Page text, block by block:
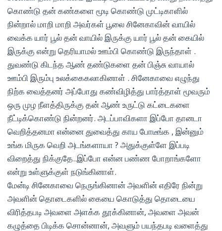
கொண்டு தன் கண்களை மூடி கொண்டு முட்டிகாளில்
நின்றால் மாறி மாறி அவர்கள் பூலை சினேகாவின் வாயில்
வைக்க யார் பூல் தன் வாயில் இருக்கு யார் பூல் தன் கையில்
இருக்கு என்று தெரியாமல் ஊம்பி கொண்டு இருந்தாள் .
துவண்டு கிடந்த ஆண் தண்டுகளை தன் பிஞ்சு வாயால்
ஊம்பி இரும்பு உலக்கைகலாகினாள் . சினேகாவை எழுந்து
நிற்க வைத்தனர் அப்போது கண்விழித்து பார்த்தாள் மூவரும்
ஒரு முழ நீளத்திருக்கு தன் ஆண் உருட்டு கட்டைகளை
நீட்டிக்கொண்டு நின்றனர். அடப்பாவிகளா இப்போ தானடா
வெறித்தனமா என்னை துவைத்து காய போடீங்க , இன்னும்
உங்க மிருக வெறி அடங்களாயா ? அதுக்குள்ளே இப்படி
விறைத்து நிக்குதே..இப்போ என்ன பண்ண போறாங்களோ
என்று உள்ளுக்குள் நடுங்கினாள்.
மேன்டி சினேகாவை நெருங்கினான் அவளின் எதிரே நின்று
அவளின் தொடைகளில் கையை கொடுத்து தொடையை
விரித்தபடி அவளை அளக்க தூக்கினான், அவளை அவன்
கழுத்தை பிடிக்க சொன்னான், அவளும் பயந்தபடி வளைத்து